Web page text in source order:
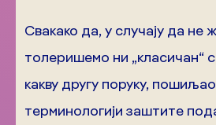
Свакако да, у случају да не
толеришемо ни „класичан“
какву другу поруку,
терминологији заштите